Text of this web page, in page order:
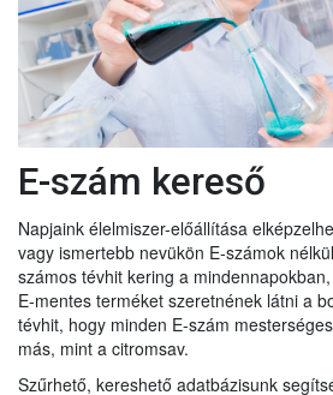
E-szám kereső
Napjaink élelmiszer-előállítása
vagy ismertebb nevükön E-számok
számos tévhit kering a
E-mentes terméket szeretnének látni a
tévhit, hogy minden E-szám
más, mint a citromsav.
Szűrhető, kereshető adatbázisunk